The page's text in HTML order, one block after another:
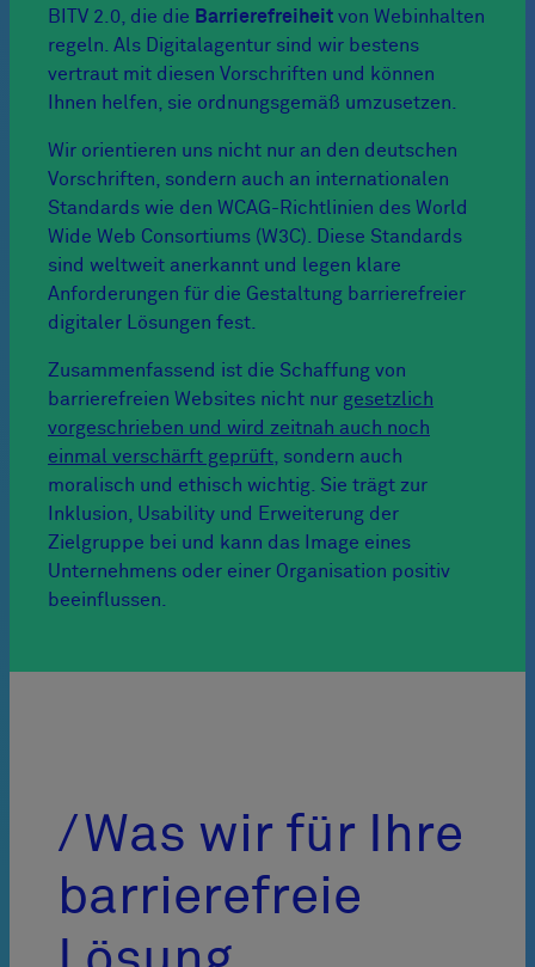
BITV 2.0, die die Barrierefreiheit von Webinhalten
regeln. Als Digitalagentur sind wir bestens
vertraut mit diesen Vorschriften und können
Ihnen helfen, sie ordnungsgemäß umzusetzen.
Wir orientieren uns nicht nur an den deutschen
Vorschriften, sondern auch an internationalen
Standards wie den WCAG-Richtlinien des World
Wide Web Consortiums (W3C). Diese Standards
sind weltweit anerkannt und legen klare
Anforderungen für die Gestaltung barrierefreier
digitaler Lösungen fest.
Zusammenfassend ist die Schaffung von
barrierefreien Websites nicht nur gesetzlich
vorgeschrieben und wird zeitnah auch noch
einmal verschärft geprüft, sondern auch
moralisch und ethisch wichtig. Sie trägt zur
Inklusion, Usability und Erweiterung der
Zielgruppe bei und kann das Image eines
Unternehmens oder einer Organisation positiv
beeinflussen.
Was wir für Ihre
barrierefreie